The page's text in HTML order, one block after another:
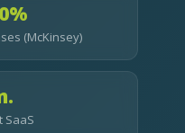
(McKinsey)
SaaS